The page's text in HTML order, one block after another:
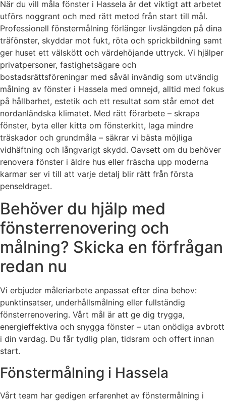
När du vill måla fönster i Hassela är det viktigt att arbetet
utförs noggrant och med rätt metod från start till mål.
Professionell fönstermålning förlänger livslängden på dina
träfönster, skyddar mot fukt, röta och sprickbildning samt
ger huset ett välskött och värdehöjande uttryck. Vi hjälper
privatpersoner, fastighetsägare och
bostadsrättsföreningar med såväl invändig som utvändig
målning av fönster i Hassela med omnejd, alltid med fokus
på hållbarhet, estetik och ett resultat som står emot det
nordanländska klimatet. Med rätt förarbete – skrapa
fönster, byta eller kitta om fönsterkitt, laga mindre
träskador och grundmåla – säkrar vi bästa möjliga
vidhäftning och långvarigt skydd. Oavsett om du behöver
renovera fönster i äldre hus eller fräscha upp moderna
karmar ser vi till att varje detalj blir rätt från första
penseldraget.
Behöver du hjälp med
fönsterrenovering och
målning? Skicka en förfrågan
redan nu
Vi erbjuder måleriarbete anpassat efter dina behov:
punktinsatser, underhållsmålning eller fullständig
fönsterrenovering. Vårt mål är att ge dig trygga,
energieffektiva och snygga fönster – utan onödiga avbrott
i din vardag. Du får tydlig plan, tidsram och offert innan
start.
Fönstermålning i Hassela
Vårt team har gedigen erfarenhet av fönstermålning i